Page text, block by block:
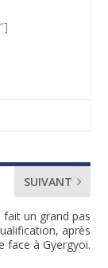
SUIVANT
fait un grand pas
après
face à Gyergyoi.